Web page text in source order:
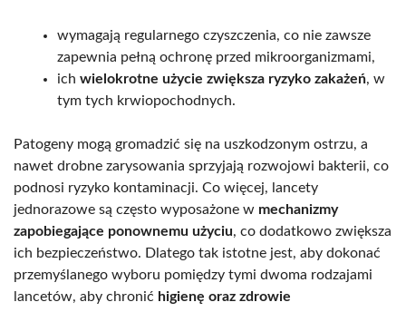
wymagają regularnego czyszczenia, co nie zawsze
zapewnia pełną ochronę przed mikroorganizmami,
ich wielokrotne użycie zwiększa ryzyko zakażeń, w
tym tych krwiopochodnych.
Patogeny mogą gromadzić się na uszkodzonym ostrzu, a
nawet drobne zarysowania sprzyjają rozwojowi bakterii, co
podnosi ryzyko kontaminacji. Co więcej, lancety
jednorazowe są często wyposażone w mechanizmy
zapobiegające ponownemu użyciu, co dodatkowo zwiększa
ich bezpieczeństwo. Dlatego tak istotne jest, aby dokonać
przemyślanego wyboru pomiędzy tymi dwoma rodzajami
lancetów, aby chronić higienę oraz zdrowie